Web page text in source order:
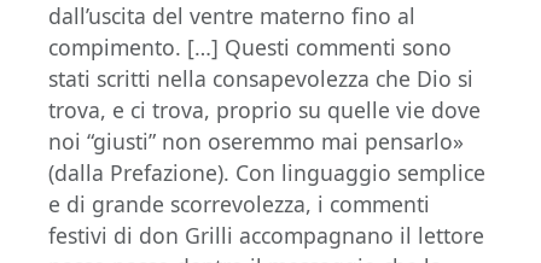
dall’uscita del ventre materno fino al
compimento. […] Questi commenti sono
stati scritti nella consapevolezza che Dio si
trova, e ci trova, proprio su quelle vie dove
noi “giusti” non oseremmo mai pensarlo»
(dalla Prefazione). Con linguaggio semplice
e di grande scorrevolezza, i commenti
festivi di don Grilli accompagnano il lettore